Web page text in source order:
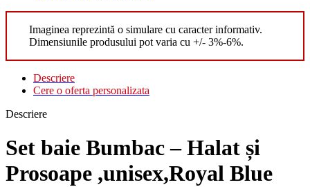
Imaginea reprezintă o simulare cu caracter informativ.
Dimensiunile produsului pot varia cu +/- 3%-6%.
Descriere
Cere o oferta personalizata
Descriere
Set baie Bumbac – Halat și
Prosoape ,unisex,Royal Blue